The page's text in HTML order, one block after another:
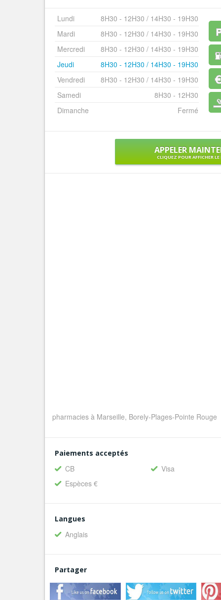
Lundi
8H30 - 12H30 / 14H30 - 19H30
Mardi
8H30 - 12H30 / 14H30 - 19H30
Mercredi
8H30 - 12H30 / 14H30 - 19H30
Jeudi
8H30 - 12H30 / 14H30 - 19H30
Vendredi
8H30 - 12H30 / 14H30 - 19H30
Samedi
8H30 - 12H30
Dimanche
Fermé
APPELER
CLIQUEZ POUR AFFICHER
pharmacies à Marseille, Borely-Plages-Pointe Rouge
Paiements acceptés
CB
Visa
Espèces €
Langues
Anglais
Partager